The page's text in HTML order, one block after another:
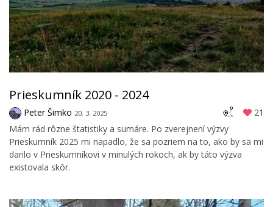
Prieskumník 2020 - 2024
Peter Šimko 20. 3. 2025
21
Mám rád rôzne štatistiky a sumáre. Po zverejnení výzvy
Prieskumník 2025 mi napadlo, že sa pozriem na to, ako by sa mi
darilo v Prieskumníkovi v minulých rokoch, ak by táto výzva
existovala skôr.